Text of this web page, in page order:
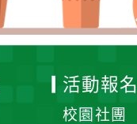
活動報名
校園社團